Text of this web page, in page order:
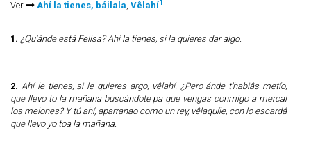
Ver Ahí la tienes, báilala, Vêlahí1
1. ¿Qu'ánde está Felisa? Ahí la tienes, si la quieres dar algo.
2. Ahí le tienes, si le quieres argo, vêlahí. ¿Pero ánde t'habiâs metío,
que llevo to la mañana buscándote pa que vengas conmigo a mercal
los melones? Y tú ahí, aparranao como un rey, vêlaquíle, con lo escardá
que llevo yo toa la mañana.